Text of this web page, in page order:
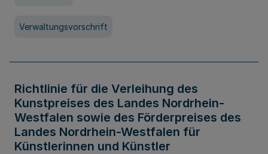
Verwaltungsvorschrift
Richtlinie für die Verleihung des
Kunstpreises des Landes Nordrhein-
Westfalen sowie des Förderpreises des
Landes Nordrhein-Westfalen für
Künstlerinnen und Künstler